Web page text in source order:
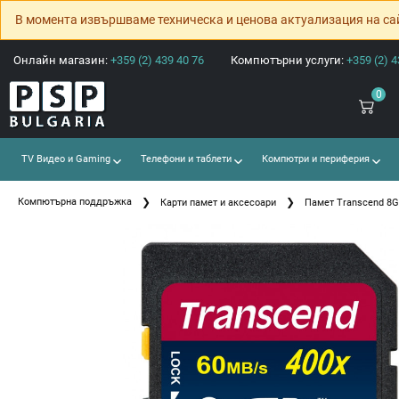
В момента извършваме техническа и ценова актуализация на
Онлайн магазин: +359 (2) 439 40 76 Компютърни услуги: +359 (2)
0
TV Видео и Gaming Телефони и таблети Компютри и периферия
Компютърна поддръжка Карти памет и аксесоари Памет Transcend